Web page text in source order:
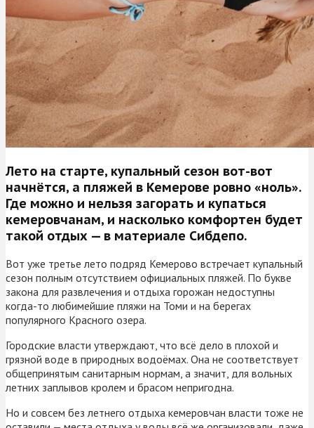
Лето на старте, купальный сезон вот-вот
начнётся, а пляжей в Кемерове ровно «ноль».
Где можно и нельзя загорать и купаться
кемеровчанам, и насколько комфортен будет
такой отдых — в материале Сибдепо.
Вот уже третье лето подряд Кемерово встречает купальный
сезон полным отсутствием официальных пляжей. По букве
закона для развлечения и отдыха горожан недоступны
когда-то любимейшие пляжи на Томи и на берегах
популярного Красного озера.
Городские власти утверждают, что всё дело в плохой и
грязной воде в природных водоёмах. Она не соответствует
общепринятым санитарным нормам, а значит, для вольных
летних заплывов кролем и брасом непригодна.
Но и совсем без летнего отдыха кемеровчан власти тоже не